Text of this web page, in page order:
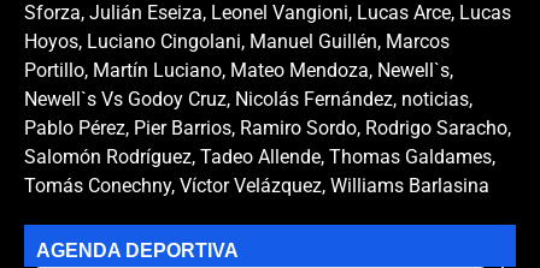
Sforza, Julián Eseiza, Leonel Vangioni, Lucas Arce, Lucas
Hoyos, Luciano Cingolani, Manuel Guillén, Marcos
Portillo, Martín Luciano, Mateo Mendoza, Newell`s,
Newell`s Vs Godoy Cruz, Nicolás Fernández, noticias,
Pablo Pérez, Pier Barrios, Ramiro Sordo, Rodrigo Saracho,
Salomón Rodríguez, Tadeo Allende, Thomas Galdames,
Tomás Conechny, Víctor Velázquez, Williams Barlasina